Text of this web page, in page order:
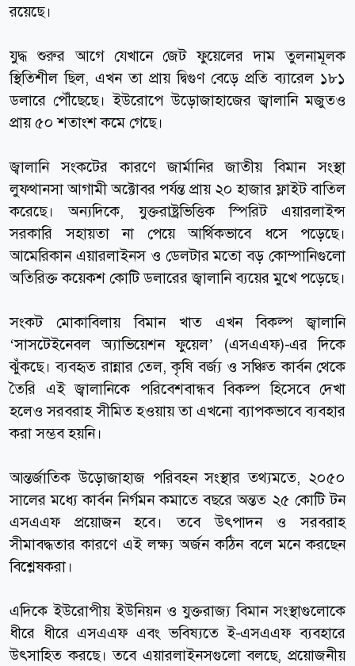
রয়েছে।
যুদ্ধ শুরুর আগে যেখানে জেট ফুয়েলের দাম তুলনামূলক
স্থিতিশীল ছিল, এখন তা প্রায় দ্বিগুণ বেড়ে প্রতি ব্যারেল ১৮১
ডলারে পৌঁছেছে। ইউরোপে উড়োজাহাজের জ্বালানি মজুতও
প্রায় ৫০ শতাংশ কমে গেছে।
জ্বালানি সংকটের কারণে জার্মানির জাতীয় বিমান সংস্থা
লুফথানসা আগামী অক্টোবর পর্যন্ত প্রায় ২০ হাজার ফ্লাইট বাতিল
করেছে। অন্যদিকে, যুক্তরাষ্ট্রভিত্তিক স্পিরিট এয়ারলাইন্স
সরকারি সহায়তা না পেয়ে আর্থিকভাবে ধসে পড়েছে।
আমেরিকান এয়ারলাইনস ও ডেলটার মতো বড় কোম্পানিগুলো
অতিরিক্ত কয়েকশ কোটি ডলারের জ্বালানি ব্যয়ের মুখে পড়েছে।
সংকট মোকাবিলায় বিমান খাত এখন বিকল্প জ্বালানি
‘সাসটেইনেবল অ্যাভিয়েশন ফুয়েল’ (এসএএফ)-এর দিকে
ঝুঁকছে। ব্যবহৃত রান্নার তেল, কৃষি বর্জ্য ও সঞ্চিত কার্বন থেকে
তৈরি এই জ্বালানিকে পরিবেশবান্ধব বিকল্প হিসেবে দেখা
হলেও সরবরাহ সীমিত হওয়ায় তা এখনো ব্যাপকভাবে ব্যবহার
করা সম্ভব হয়নি।
আন্তর্জাতিক উড়োজাহাজ পরিবহন সংস্থার তথ্যমতে, ২০৫০
সালের মধ্যে কার্বন নির্গমন কমাতে বছরে অন্তত ২৫ কোটি টন
এসএএফ প্রয়োজন হবে। তবে উৎপাদন ও সরবরাহ
সীমাবদ্ধতার কারণে এই লক্ষ্য অর্জন কঠিন বলে মনে করছেন
বিশ্লেষকরা।
এদিকে ইউরোপীয় ইউনিয়ন ও যুক্তরাজ্য বিমান সংস্থাগুলোকে
ধীরে ধীরে এসএএফ এবং ভবিষ্যতে ই-এসএএফ ব্যবহারে
উৎসাহিত করছে। তবে এয়ারলাইনসগুলো বলছে, প্রয়োজনীয়